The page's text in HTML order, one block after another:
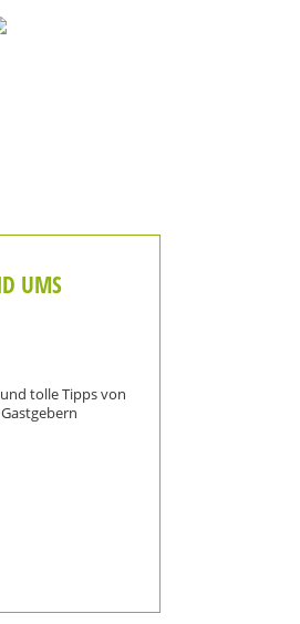
UMS
und tolle Tipps von